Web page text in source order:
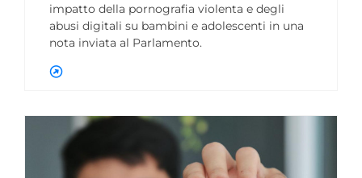
impatto della pornografia violenta e degli
abusi digitali su bambini e adolescenti in una
nota inviata al Parlamento.